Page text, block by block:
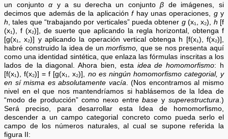
un conjuntoα y a su derecha un conjuntoβ de imágenes, si
decimos que además de la aplicaciónfhay unas operaciones, gy
h , tales que “trabajando por verticales” pueda obtener g(x₁, x₂), h [f
(x₁), f (x₂)], de suerte que aplicando la regla horizontal, obtenga f
[g(x₁, x₂)] y aplicando la operación vertical obtenga h [f(x₁), f(x₂)],
habré construido la idea de unmorfismo, que se nos presenta aquí
como una identidad sintética, que enlaza las fórmulas inscritas a los
lados de la diagonal. Ahora bien, esta idea de homomorfismo: h
[f(x₁), f(x₂)] = f [g(x₁, x₂)], no es ningún homomorfismo categorial, y
en sí misma es absolutamente vacía . (Nos encontramos al mismo
nivel en el que nos mantendríamos si hablásemos de la Idea de
“modo de producción” como nexo entrebase y superestructura .)
Será preciso, para desarrollar esta Idea de homomorfismo,
descender a un campo categorial concreto como pueda serlo el
campo de los números naturales, al cual se supone referida la
figura II: